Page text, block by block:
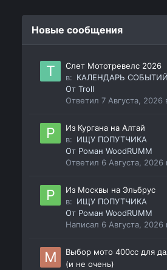
Новые сообщения
Слет Мототревелс 2026
в: КАЛЕНДАРЬ СОБЫТИЙ
ОтTroll
Ответил7 Августа, 2026
Из Кургана на Алтай
в: ИЩУ ПОПУТЧИКА
От Роман WoodRUMM
Ответил 6 Августа, 2026
Из Москвы на Эльбрус
в: ИЩУ ПОПУТЧИКА
От Роман WoodRUMM
Написал 6 Августа, 2026
Выбор мото 400сс для
(и не очень)